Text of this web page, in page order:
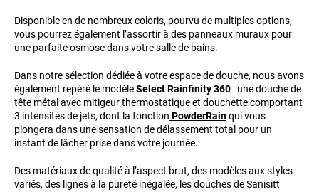
Disponible en de nombreux coloris, pourvu de multiples options,
vous pourrez également l’assortir à des panneaux muraux pour
une parfaite osmose dans votre salle de bains.
Dans notre sélection dédiée à votre espace de douche, nous avons
également repéré le modèleSelect Rainfinity360 : une douche de
tête métal avec mitigeur thermostatique et douchette comportant
3 intensités de jets, dont la fonction PowderRainqui vous
plongera dans une sensation de délassement total pour un
instant de lâcher prise dans votre journée.
Des matériaux de qualité à l’aspect brut, des modèles aux styles
variés, des lignes à la pureté inégalée, les douches de Sanisitt